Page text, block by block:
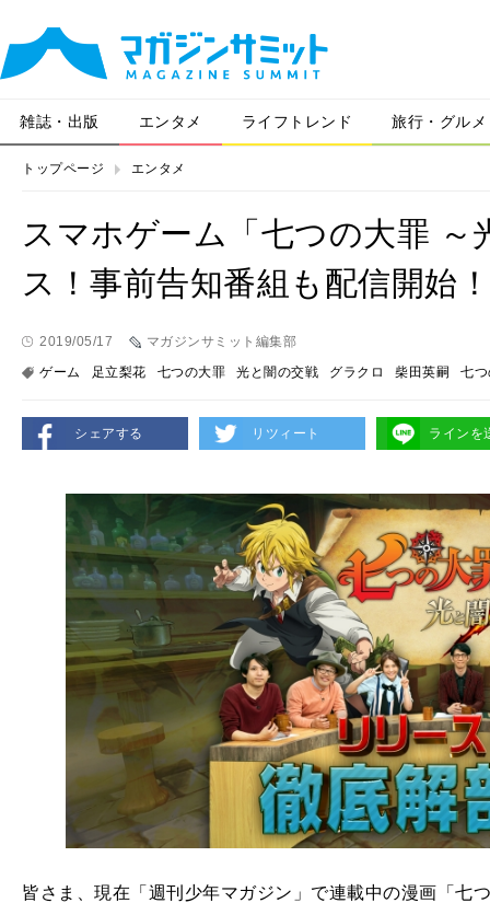
雑誌・出版 エンタメ ライフトレンド 旅行・グルメ
トップページ エンタメ
スマホゲーム「七つの大罪
ス！事前告知番組も配信開始！
2019/05/17
マガジンサミット編集部
ゲーム
足立梨花 七つの大罪 光と闇の交戦 グラクロ 柴田英嗣 七
シェアする リツィート ラインを
皆さま、現在「週刊少年マガジン」で連載中の漫画「七